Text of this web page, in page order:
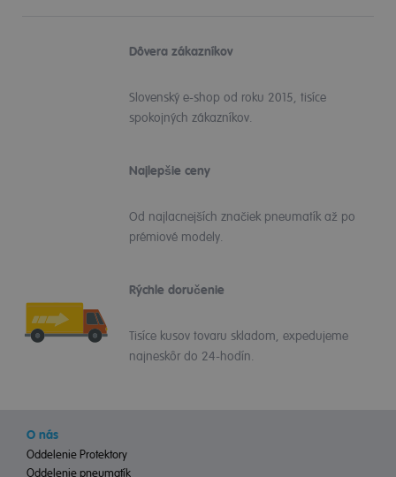
Dôvera zákazníkov
Slovenský e-shop od roku 2015, tisíce
spokojných zákazníkov.
Najlepšie ceny
Od najlacnejších značiek pneumatík až po
prémiové modely.
Rýchle doručenie
Tisíce kusov tovaru skladom, expedujeme
najneskôr do 24-hodín.
O nás
Oddelenie Protektory
Oddelenie pneumatík